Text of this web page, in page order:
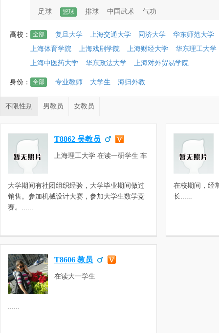
足球 篮球 排球 中国武术 气功
高校： 全部 复旦大学 上海交通大学 同济大学
华东师范大学
上海体育学院
上海戏剧学院 上海财经大学
华东理工大学
上海中医药大学
华东政法大学 上海对外贸易学院
身份： 全部 专业教师 大学生 海归外教
不限性别 男教员 女教员
T8862 吴教员
上海理工大学 在读一研学生 车
大学期间有社团组织经验，大学毕业期间做过
销售。参加机械设计大赛，参加大学生数学竞
赛。......
在校期间，经
长......
T8606 教员
在读大一学生
......